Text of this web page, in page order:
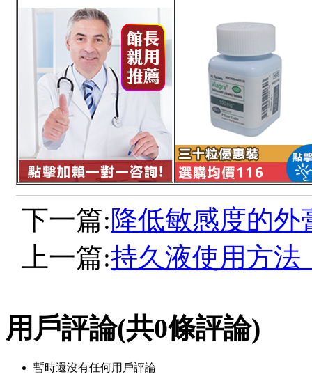
下一篇:降低敏感度的
上一篇:持久液使用方法
用戶評論(共0條評論)
暫時還沒有任何用戶評論